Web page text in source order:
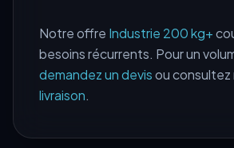
Notre offre Industrie 200 kg+
besoins récurrents. Pour un
demandez un devisou consultez
livraison.